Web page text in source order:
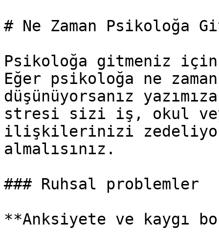
# Ne Zaman Psikoloğa
Psikoloğa gitmeniz
Eğer psikoloğa ne
düşünüyorsanız
stresi sizi iş, okul
ilişkilerinizi
almalısınız.
### Ruhsal problemler
**Anksiyete ve kaygı